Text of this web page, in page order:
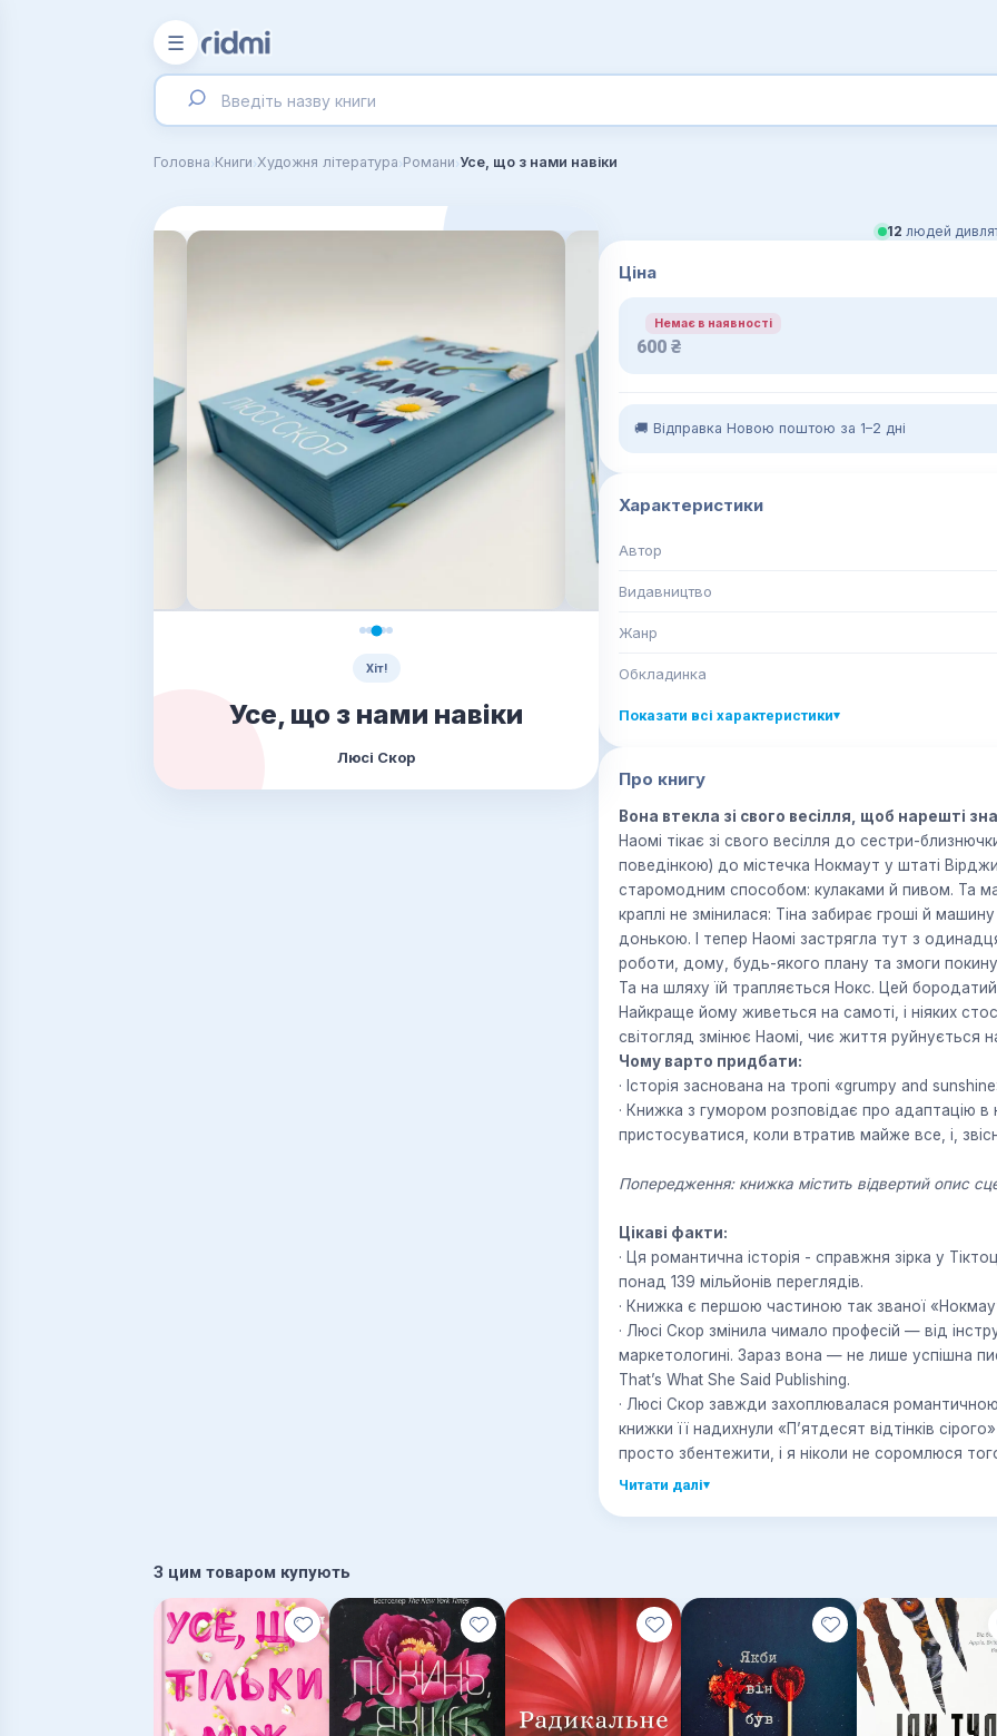
☰
Головна›Книги›Художня література›Романи›Усе, що з нами навіки
Хіт!
Усе, що з нами навіки
Люсі Скор
11 людей
Ціна
Немає в наявності
600 ₴
🚚 Відправка Новою поштою за 1–2 дні
Характеристики
Автор
Видавництво
Жанр
Обкладинка
Показати всі характеристики▾
Про книгу
Вона втекла зі свого весілля, щоб нарешті
Наомі тікає зі свого весілля до сестри-
поведінкою) до містечка Нокмаут у штаті
старомодним способом: кулаками й пивом. Та
краплі не змінилася: Тіна забирає гроші й
донькою. І тепер Наомі застрягла тут з
роботи, дому, будь-якого плану та змоги
Та на шляху їй трапляється Нокс. Цей
Найкраще йому живеться на самоті, і ніяких
світогляд змінює Наомі, чиє життя руйнується
Чому варто придбати:
· Історія заснована на тропі «grumpy and
· Книжка з гумором розповідає про адаптацію в новому місті, про те, як важко
пристосуватися, коли втратив майже все, і,
Попередження: книжка містить відвертий опис
Цікаві факти:
· Ця романтична історія - справжня зірка у Тіктоці. Хештег #thingswenevergotover зібрав
понад 139 мільйонів переглядів.
· Книжка є першою частиною так званої
· Люсі Скор змінила чимало професій — від інструкторки з йоги до барменки чи
маркетологині. Зараз вона — не лише успішна
That’s What She Said Publishing.
· Люсі Скор завжди захоплювалася романтичною прозою, але на написання власної
книжки її надихнули «П’ятдесят відтінків
просто збентежити, і я ніколи не соромлюся
Читати далі▾
З цим товаром купують